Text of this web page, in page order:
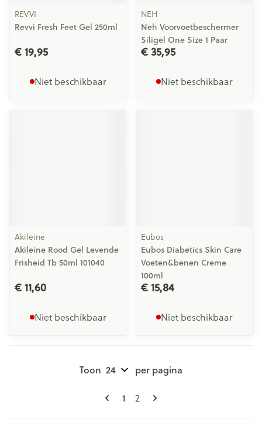
REVVI
Revvi Fresh Feet Gel 250ml
€ 19,95
Niet beschikbaar
NEH
Neh Voorvoetbeschermer
Siligel One Size 1 Paar
€ 35,95
Niet beschikbaar
Akileine
Akileine Rood Gel Levende
Frisheid Tb 50ml 101040
€ 11,60
Niet beschikbaar
Eubos
Eubos Diabetics Skin Care
Voeten&benen Creme
100ml
€ 15,84
Niet beschikbaar
Pagina's
U lees momenteel pagina
1 Pagina
2
Toon per pagina